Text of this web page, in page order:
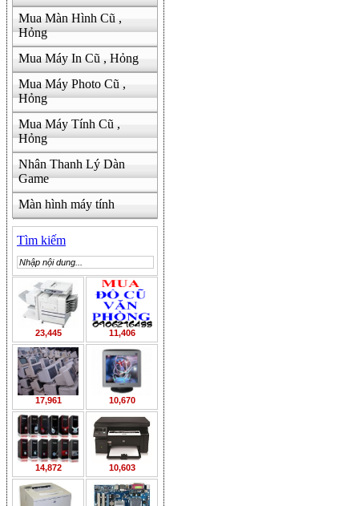
Mua Màn Hình Cũ ,
Hỏng
Mua Máy In Cũ , Hỏng
Mua Máy Photo Cũ ,
Hỏng
Mua Máy Tính Cũ ,
Hỏng
Nhân Thanh Lý Dàn
Game
Màn hình máy tính
Tìm kiếm
23,445 11,406
17,961 10,670
14,872 10,603